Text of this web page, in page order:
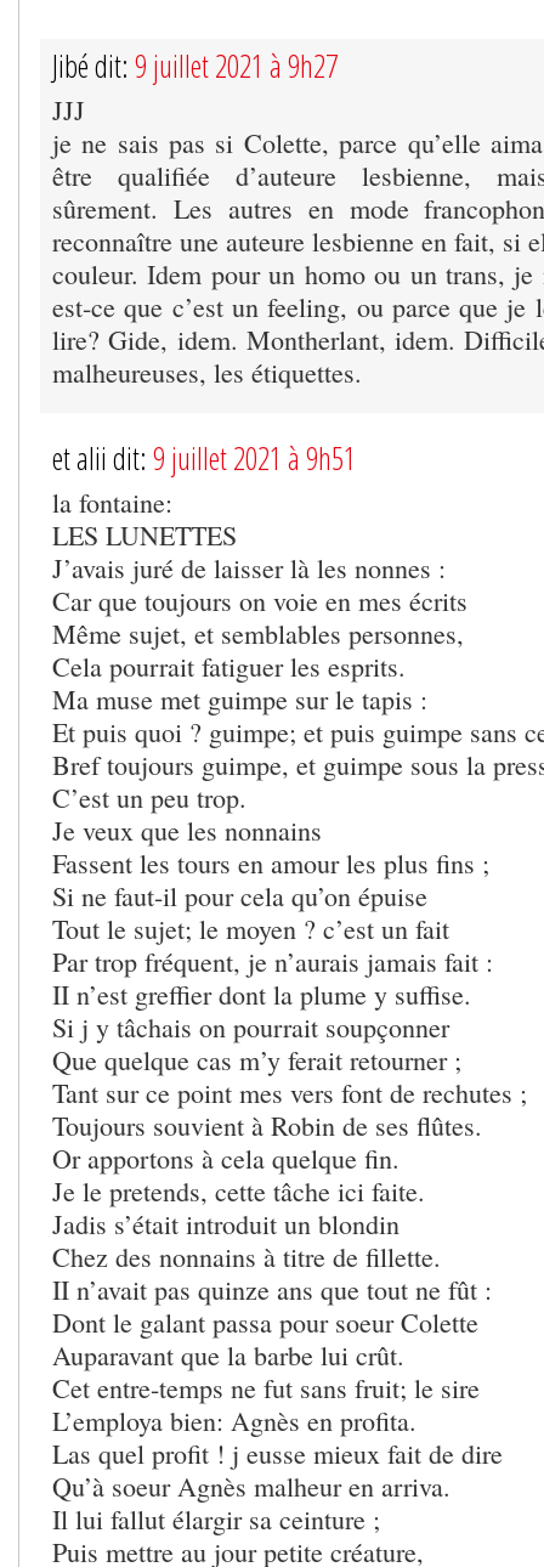
Jibé dit: 9 juillet 2021 à 9h27
JJJ
je ne sais pas si Colette, parce qu’elle
être qualifiée d’auteure lesbienne,
sûrement. Les autres en mode
reconnaître une auteure lesbienne en fait, si
couleur. Idem pour un homo ou un trans, je
est-ce que c’est un feeling, ou parce que je
lire? Gide, idem. Montherlant, idem.
malheureuses, les étiquettes.
et alii dit: 9 juillet 2021 à 9h51
la fontaine:
LES LUNETTES
J’avais juré de laisser là les nonnes :
Car que toujours on voie en mes écrits
Même sujet, et semblables personnes,
Cela pourrait fatiguer les esprits.
Ma muse met guimpe sur le tapis :
Et puis quoi ? guimpe; et puis guimpe sans
Bref toujours guimpe, et guimpe sous la
C’est un peu trop.
Je veux que les nonnains
Fassent les tours en amour les plus fins ;
Si ne faut-il pour cela qu’on épuise
Tout le sujet; le moyen ? c’est un fait
Par trop fréquent, je n’aurais jamais fait :
II n’est greffier dont la plume y suffise.
Si j y tâchais on pourrait soupçonner
Que quelque cas m’y ferait retourner ;
Tant sur ce point mes vers font de rechutes ;
Toujours souvient à Robin de ses flûtes.
Or apportons à cela quelque fin.
Je le pretends, cette tâche ici faite.
Jadis s’était introduit un blondin
Chez des nonnains à titre de fillette.
II n’avait pas quinze ans que tout ne fût :
Dont le galant passa pour soeur Colette
Auparavant que la barbe lui crût.
Cet entre-temps ne fut sans fruit; le sire
L’employa bien: Agnès en profita.
Las quel profit ! j eusse mieux fait de dire
Qu’à soeur Agnès malheur en arriva.
Il lui fallut élargir sa ceinture ;
Puis mettre au jour petite créature,